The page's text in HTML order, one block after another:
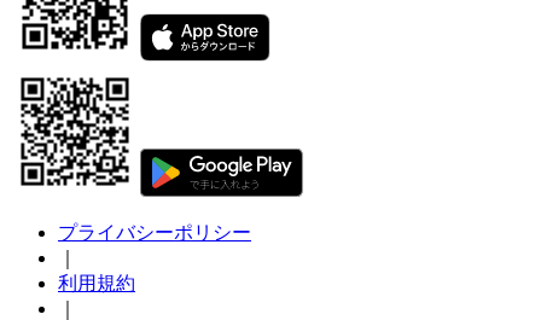
プライバシーポリシー
利用規約